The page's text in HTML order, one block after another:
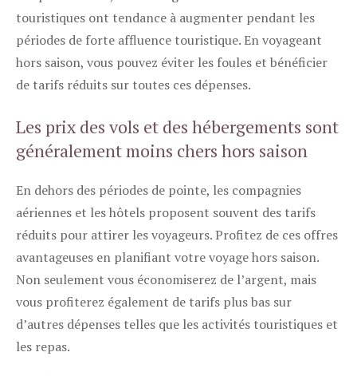
touristiques ont tendance à augmenter pendant les
périodes de forte affluence touristique. En voyageant
hors saison, vous pouvez éviter les foules et bénéficier
de tarifs réduits sur toutes ces dépenses.
Les prix des vols et des hébergements sont
généralement moins chers hors saison
En dehors des périodes de pointe, les compagnies
aériennes et les hôtels proposent souvent des tarifs
réduits pour attirer les voyageurs. Profitez de ces offres
avantageuses en planifiant votre voyage hors saison.
Non seulement vous économiserez de l’argent, mais
vous profiterez également de tarifs plus bas sur
d’autres dépenses telles que les activités touristiques et
les repas.